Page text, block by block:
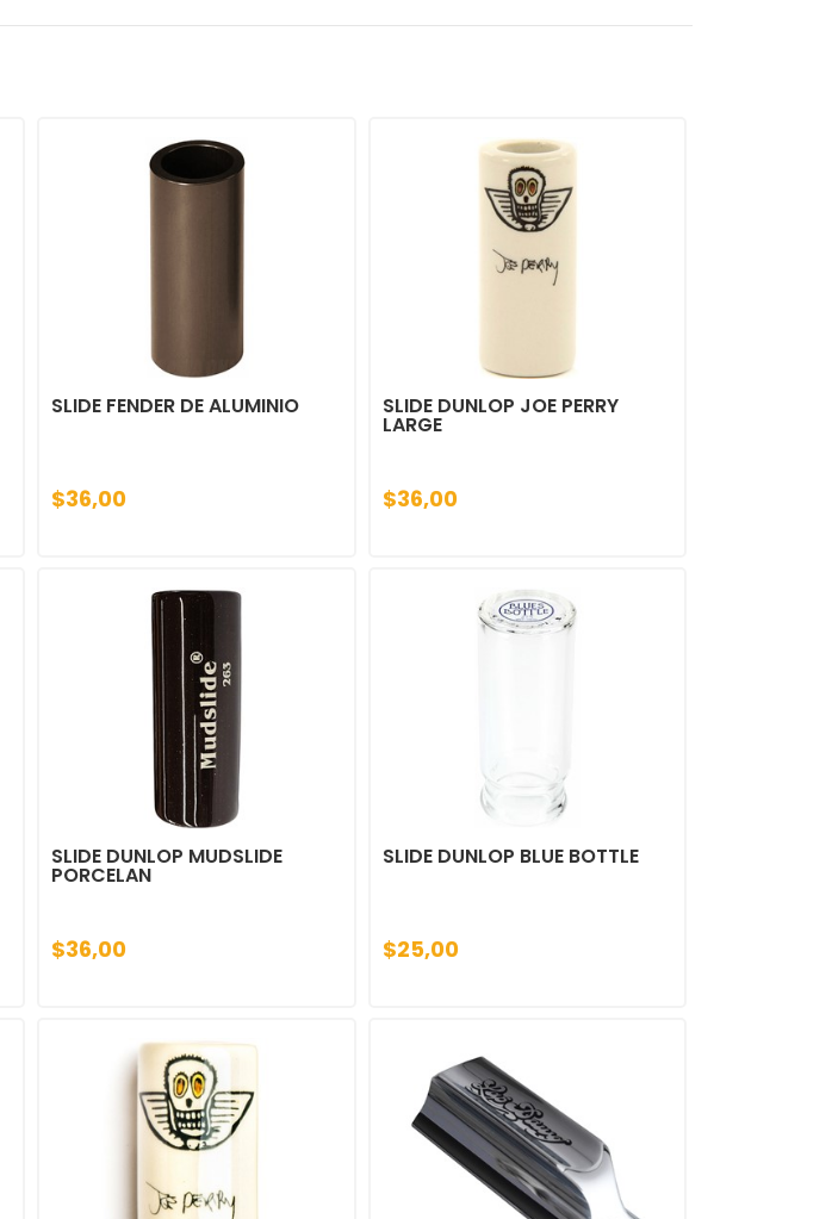
SLIDE FENDER DE ALUMINIO
$36,00
SLIDE DUNLOP JOE PERRY
LARGE
$36,00
SLIDE DUNLOP MUDSLIDE
PORCELAN
$36,00
SLIDE DUNLOP BLUE BOTTLE
$25,00